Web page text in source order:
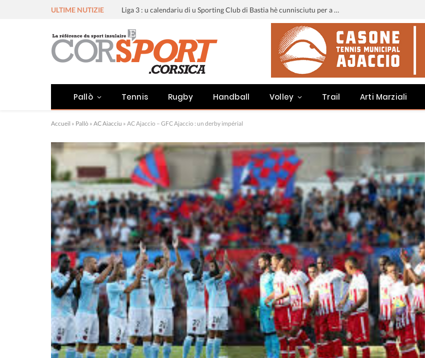
ULTIME NUTIZIE Liga 3 : u calendariu di u Sporting Club di Bastia hè cunnisciutu per a staghjoni 2026-2027
Pallò Tennis Rugby Handball Volley Trail Arti Marziali
Accueil » Pallò » AC Aiacciu » AC Ajaccio – GFC Ajaccio : un derby impérial